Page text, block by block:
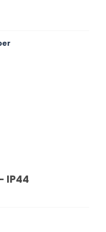
IP44